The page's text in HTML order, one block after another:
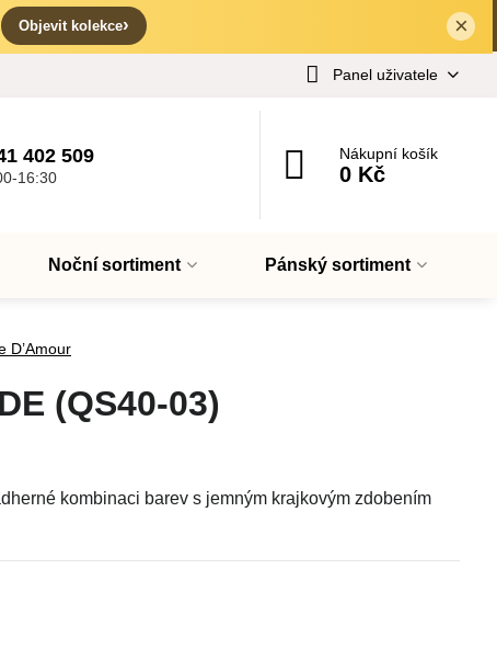
✕×
Objevit kolekce›
Panel uživatele
402 509
16:30
Nákupní košík
0 Kč
Noční sortiment Pánský sortiment
D’Amour
(QS40-03)
kombinaci barev s jemným krajkovým zdobením